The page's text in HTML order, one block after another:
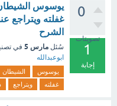
0
تصويتات
1
إجابة
يوسوس
غفلته ويتراجع
الشرح
سُئل مارس 5 في
ابوعبدالله
يوسوس الشيطان
غفلته
ويتراجع